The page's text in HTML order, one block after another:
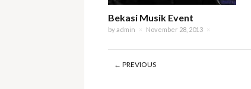
Bekasi Musik Event
byadmin November 28, 2013
← PREVIOUS